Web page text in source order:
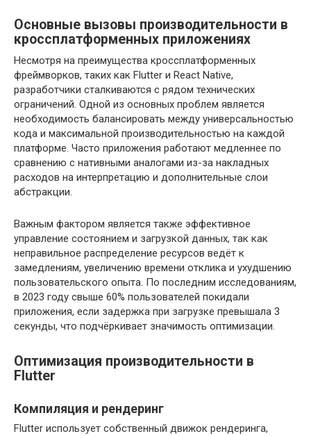
Основные вызовы производительности в
кроссплатформенных приложениях
Несмотря на преимущества кроссплатформенных
фреймворков, таких как Flutter и React Native,
разработчики сталкиваются с рядом технических
ограничений. Одной из основных проблем является
необходимость балансировать между универсальностью
кода и максимальной производительностью на каждой
платформе. Часто приложения работают медленнее по
сравнению с нативными аналогами из-за накладных
расходов на интерпретацию и дополнительные слои
абстракции.
Важным фактором является также эффективное
управление состоянием и загрузкой данных, так как
неправильное распределение ресурсов ведёт к
замедлениям, увеличению времени отклика и ухудшению
пользовательского опыта. По последним исследованиям,
в 2023 году свыше 60% пользователей покидали
приложения, если задержка при загрузке превышала 3
секунды, что подчёркивает значимость оптимизации.
Оптимизация производительности в
Flutter
Компиляция и рендеринг
Flutter использует собственный движок рендеринга,